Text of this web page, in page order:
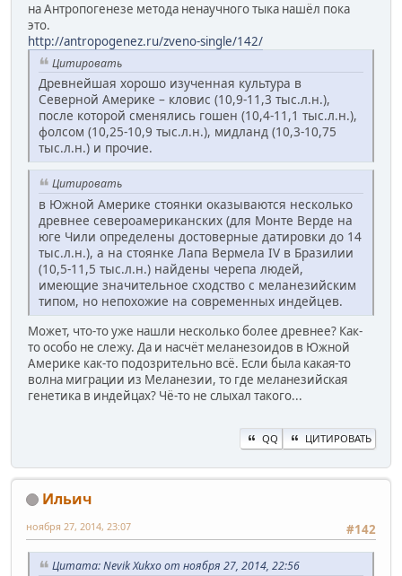
на Антропогенезе метода ненаучного тыка нашёл пока
это.
http://antropogenez.ru/zveno-single/142/
Цитировать
Древнейшая хорошо изученная культура в
Северной Америке – кловис (10,9-11,3 тыс.л.н.),
после которой сменялись гошен (10,4-11,1 тыс.л.н.),
фолсом (10,25-10,9 тыс.л.н.), мидланд (10,3-10,75
тыс.л.н.) и прочие.
Цитировать
в Южной Америке стоянки оказываются несколько
древнее североамериканских (для Монте Верде на
юге Чили определены достоверные датировки до 14
тыс.л.н.), а на стоянке Лапа Вермела IV в Бразилии
(10,5-11,5 тыс.л.н.) найдены черепа людей,
имеющие значительное сходство с меланезийским
типом, но непохожие на современных индейцев.
Может, что-то уже нашли несколько более древнее? Как-
то особо не слежу. Да и насчёт меланезоидов в Южной
Америке как-то подозрительно всё. Если была какая-то
волна миграции из Меланезии, то где меланезийская
генетика в индейцах? Чё-то не слыхал такого...
QQ ЦИТИРОВАТЬ
Ильич
#142
ноября 27, 2014, 23:07
Цитата: Nevik Xukxo от ноября 27, 2014, 22:56